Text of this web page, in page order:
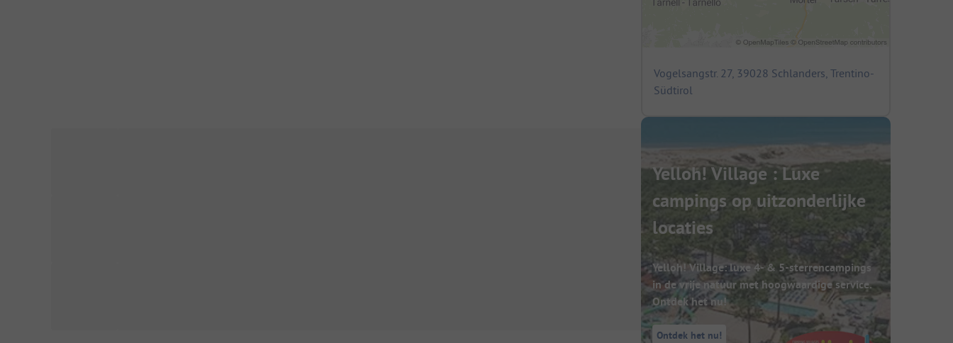
Vogelsangstr. 27, 39028 Schlanders, Trentino-
Südtirol
Yelloh! Village : Luxe
campings op uitzonderlijke
locaties
Yelloh! Village: luxe 4- & 5-sterrencampings
in de vrije natuur met hoogwaardige service.
Ontdek het nu!
Ontdek het nu!